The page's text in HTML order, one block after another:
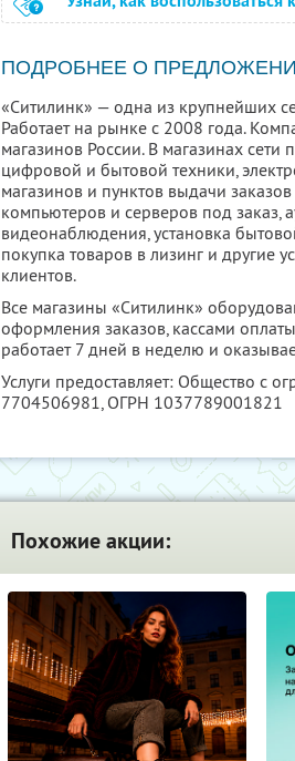
ПОДРОБНЕЕ О
«Ситилинк» — одна из крупнейших
Работает на рынке с 2008 года.
магазинов России. В магазинах
цифровой и бытовой техники,
магазинов и пунктов выдачи
компьютеров и серверов под заказ,
видеонаблюдения, установка
покупка товаров в лизинг и другие
клиентов.
Все магазины «Ситилинк»
оформления заказов, кассами
работает 7 дней в неделю и
Услуги предоставляет: Общество с
7704506981, ОГРН 1037789001821
Похожие акции: